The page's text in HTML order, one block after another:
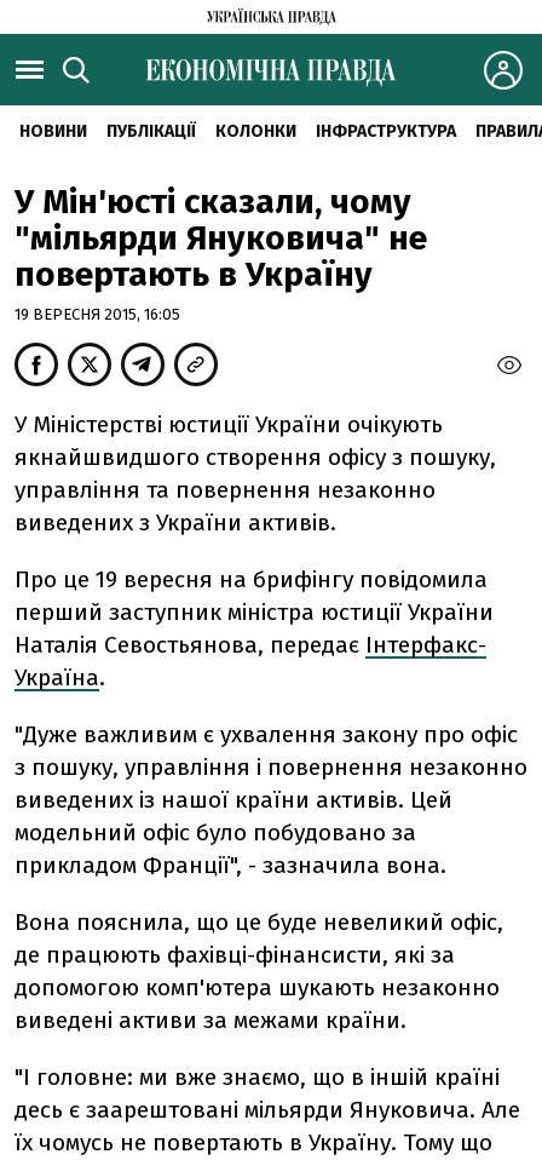
НОВИНИ ПУБЛІКАЦІЇ КОЛОНКИ ІНФРАСТРУКТУРА
У Мін'юсті сказали, чому
"мільярди Януковича" не
повертають в Україну
19 ВЕРЕСНЯ 2015, 16:05
У Міністерстві юстиції України очікують
якнайшвидшого створення офісу з пошуку,
управління та повернення незаконно
виведених з України активів.
Про це 19 вересня на брифінгу повідомила
перший заступник міністра юстиції України
Наталія Севостьянова, передає Інтерфакс-
Україна.
"Дуже важливим є ухвалення закону про офіс
з пошуку, управління і повернення незаконно
виведених із нашої країни активів. Цей
модельний офіс було побудовано за
прикладом Франції", - зазначила вона.
Вона пояснила, що це буде невеликий офіс,
де працюють фахівці-фінансисти, які за
допомогою комп'ютера шукають незаконно
виведені активи за межами країни.
"І головне: ми вже знаємо, що в іншій країні
десь є заарештовані мільярди Януковича. Але
їх чомусь не повертають в Україну. Тому що